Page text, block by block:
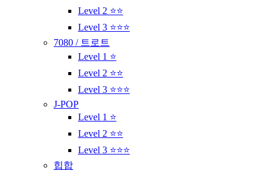
Level 2 ⭐⭐
Level 3 ⭐⭐⭐
7080 / 트로트
Level 1 ⭐
Level 2 ⭐⭐
Level 3 ⭐⭐⭐
J-POP
Level 1 ⭐
Level 2 ⭐⭐
Level 3 ⭐⭐⭐
힙합